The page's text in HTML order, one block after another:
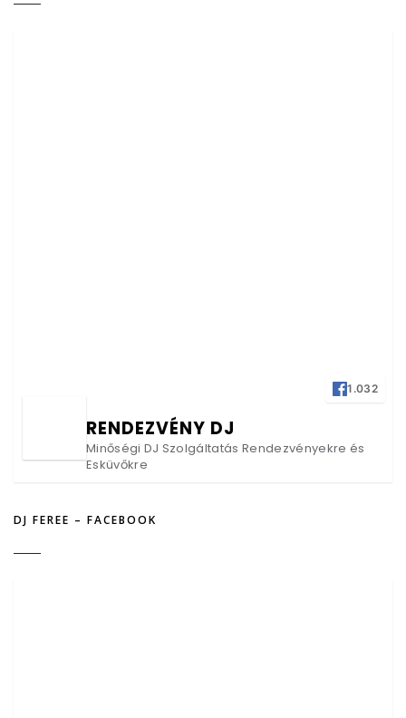
1.032
RENDEZVÉNY DJ
Minőségi DJ Szolgáltatás Rendezvényekre és
Esküvőkre
DJ FEREE – FACEBOOK